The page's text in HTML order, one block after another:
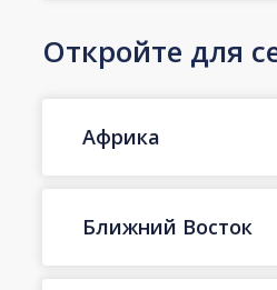
Откройте для
Африка
Ближний Восток